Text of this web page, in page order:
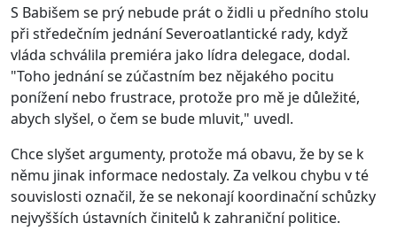
S Babišem se prý nebude prát o židli u předního stolu
při středečním jednání Severoatlantické rady, když
vláda schválila premiéra jako lídra delegace, dodal.
"Toho jednání se zúčastním bez nějakého pocitu
ponížení nebo frustrace, protože pro mě je důležité,
abych slyšel, o čem se bude mluvit," uvedl.
Chce slyšet argumenty, protože má obavu, že by se k
němu jinak informace nedostaly. Za velkou chybu v té
souvislosti označil, že se nekonají koordinační schůzky
nejvyšších ústavních činitelů k zahraniční politice.